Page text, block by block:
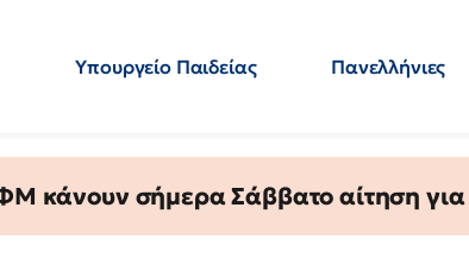
Υπουργείο Παιδείας Πανελλήνιες
κάνουν σήμερα Σάββατο αίτηση